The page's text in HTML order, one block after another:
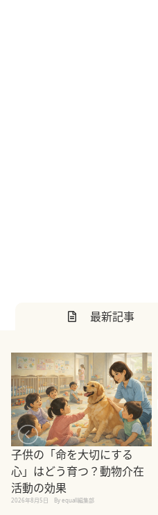
最新記事
子供の「命を大切にする
心」はどう育つ？動物介在
活動の効果
2026年8月5日 By equall編集部